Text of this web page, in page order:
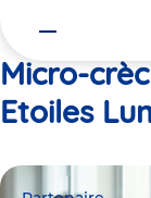
Micro-
Etoiles